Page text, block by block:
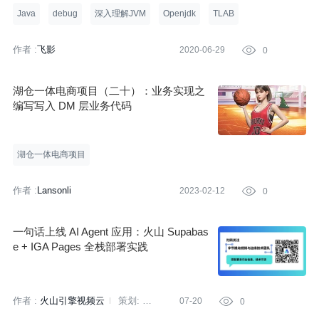
Java debug 深入理解JVM Openjdk TLAB
作者 :飞影 2020-06-29  0
湖仓一体电商项目（二十）：业务实现之
编写写入 DM 层业务代码
湖仓一体电商项目
作者 : Lansonli 2023-02-12  0
一句话上线 AI Agent 应用：火山 Supabas
e + IGA Pages 全栈部署实践
作者 : 火山引擎视频云
策划:
07-20  0